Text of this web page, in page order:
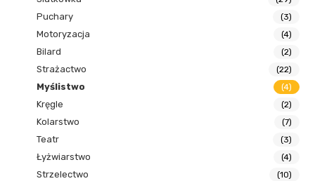
Puchary (3)
Motoryzacja (4)
Bilard (2)
Strażactwo (22)
Myślistwo (4)
Kręgle (2)
Kolarstwo (7)
Teatr (3)
Łyżwiarstwo (4)
Strzelectwo (10)